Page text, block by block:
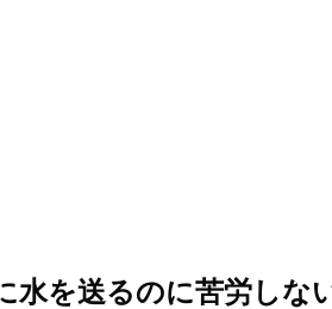
水を送るのに苦労しな